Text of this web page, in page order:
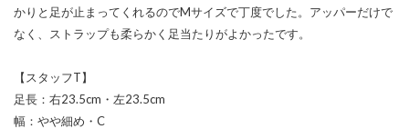
かりと足が止まってくれるのでMサイズで丁度でした。アッパーだけで
なく、ストラップも柔らかく足当たりがよかったです。
【スタッフT】
足長：右23.5cm・左23.5cm
幅：やや細め・C